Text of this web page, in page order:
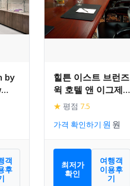
by
객
후
힐튼 이스트 브런즈
윅 호텔 앤 이그제
큐티브 미팅 센터
★ 평점 7.5
가격 확인하기
최저가
확인
여행객
이용후
기